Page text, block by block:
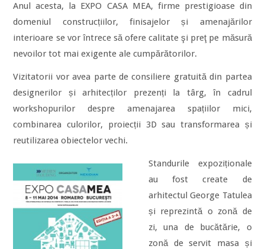
Anul acesta, la EXPO CASA MEA, firme prestigioase din
domeniul construcțiilor, finisajelor și amenajărilor
interioare se vor întrece să ofere calitate şi preţ pe măsură
nevoilor tot mai exigente ale cumpărătorilor.
Vizitatorii vor avea parte de consiliere gratuită din partea
designerilor și arhitecților prezenți la târg, în cadrul
workshopurilor despre amenajarea spațiilor mici,
combinarea culorilor, proiecții 3D sau transformarea și
reutilizarea obiectelor vechi.
Standurile expoziționale
au fost create de
arhitectul George Tatulea
și reprezintă o zonă de
zi, una de bucătărie, o
zonă de servit masa și